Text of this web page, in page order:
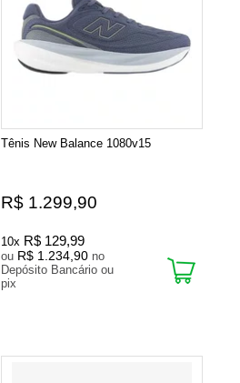
Tênis New Balance 1080v15
R$ 1.299,90
10x R$ 129,99
ou R$ 1.234,90 no
Depósito Bancário ou
pix